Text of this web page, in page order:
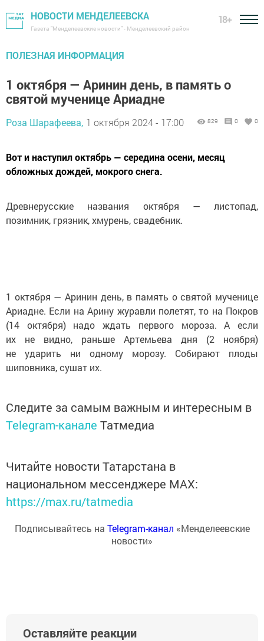
НОВОСТИ МЕНДЕЛЕЕВСКА
Газета "Менделеевские новости" - Менделеевский район
18+
ПОЛЕЗНАЯ ИНФОРМАЦИЯ
1 октября — Аринин день, в память о
святой мученице Ариадне
Роза Шарафеева, 1 октября 2024 - 17:00 829 0 0
Вот и наступил октябрь — середина осени, месяц
обложных дождей, мокрого снега.
Древнерусские названия октября — листопад,
позимник, грязник, хмурень, свадебник.
1 октября — Аринин день, в память о святой мученице
Ариадне. Если на Арину журавли полетят, то на Покров
(14 октября) надо ждать первого мороза. А если
их не видно, раньше Артемьева дня (2 ноября)
не ударить ни одному морозу. Собирают плоды
шиповника, сушат их.
Следите за самым важным и интересным в
Telegram-канале Татмедиа
Читайте новости Татарстана в
национальном мессенджере MАХ:
https://max.ru/tatmedia
Подписывайтесь на Telegram-канал «Менделеевские
новости»
Оставляйте реакции